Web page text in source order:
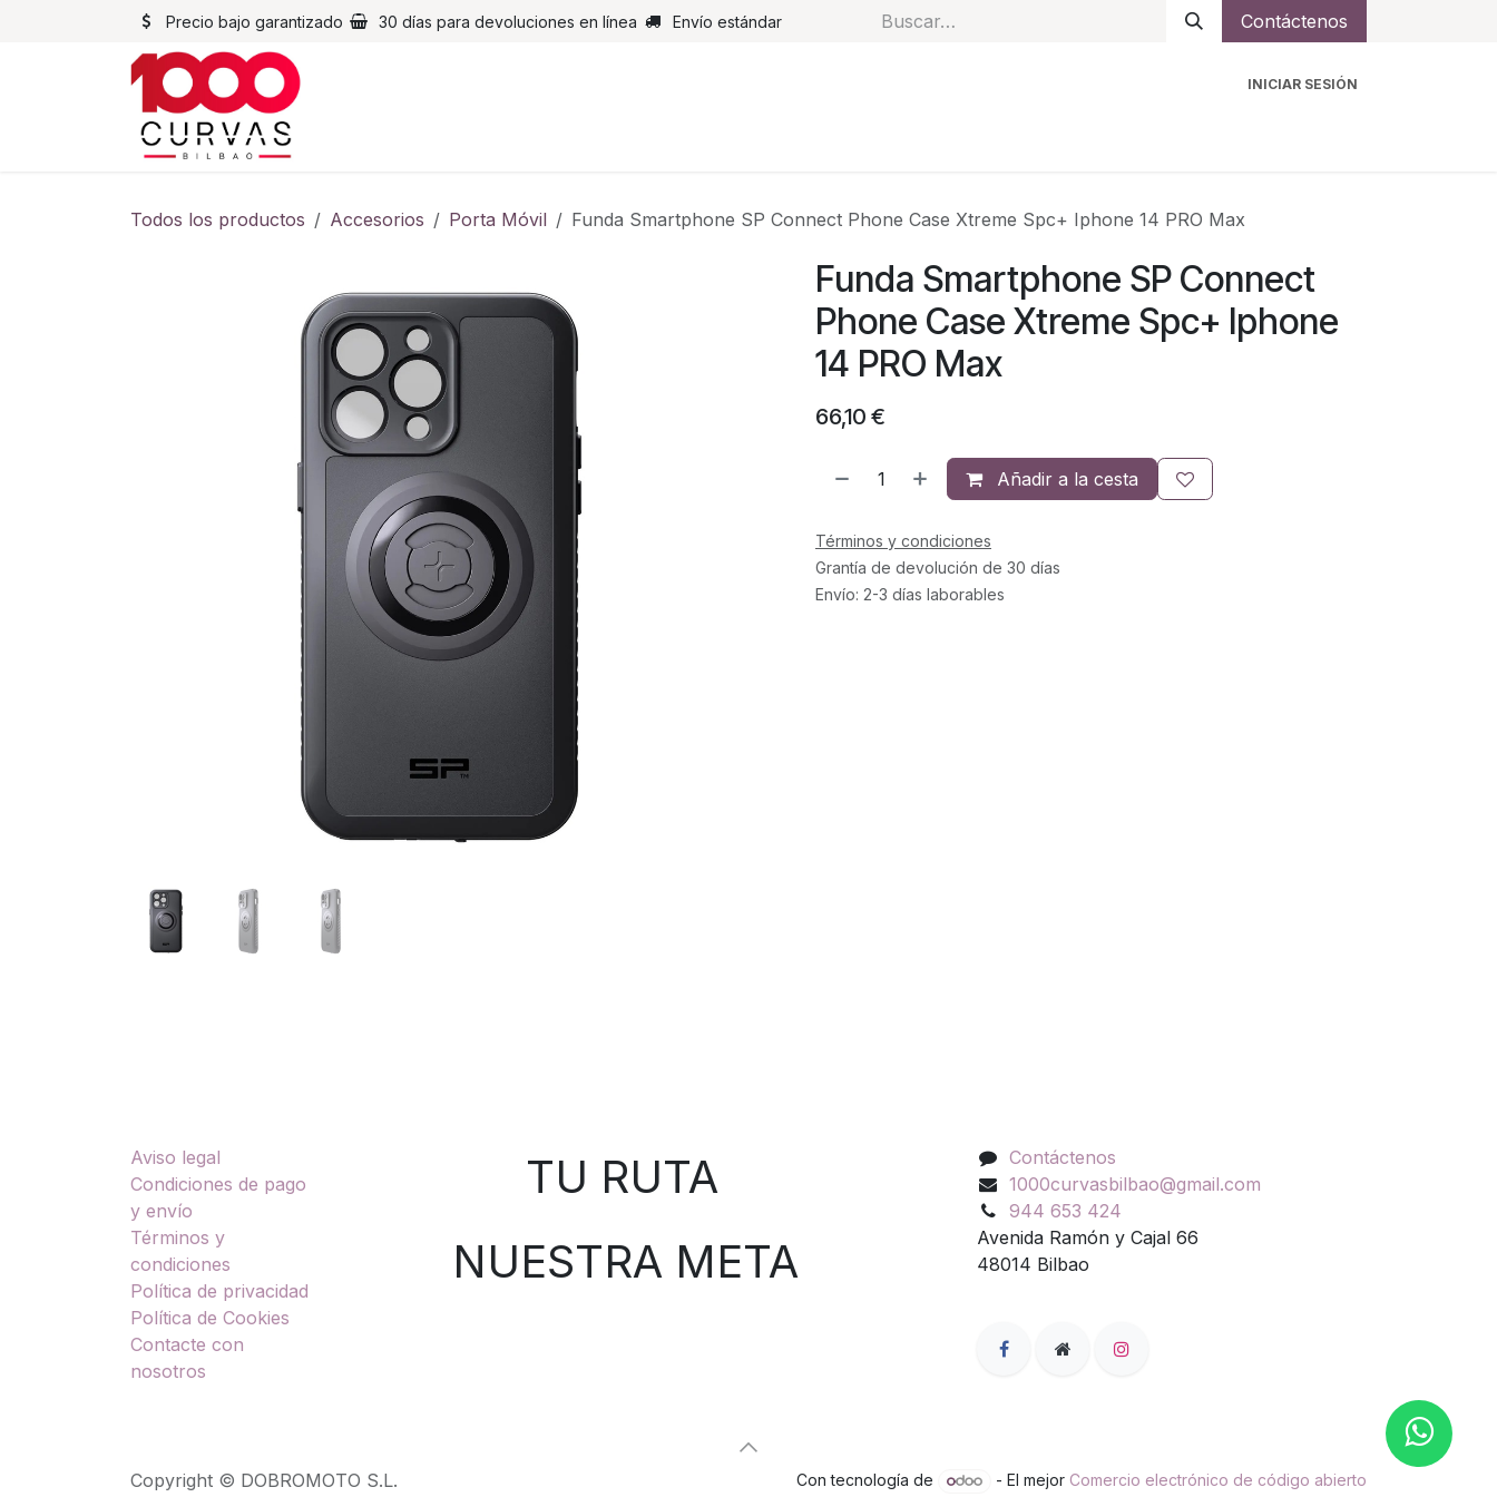
Precio bajo garantizado 30 días para devoluciones en línea Envío estándar Contáctenos
INICIAR SESIÓN
Todos los productos Accesorios Porta Móvil Funda Smartphone SP Connect Phone Case Xtreme Spc+ Iphone 14 PRO Max
Funda Smartphone SP Connect
Phone Case Xtreme Spc+ Iphone
14 PRO Max
66,10 €
Añadir a la cesta
Términos y condiciones
Grantía de devolución de 30 días
Envío: 2-3 días laborables
Aviso legal
Condiciones de pago
y envío
Términos y
condiciones
Política de privacidad
Política de Cookies
Contacte con
nosotros
TU RUTA
NUESTRA META
Contáctenos
1000curvasbilbao@gmail.com
944 653 424
Avenida Ramón y Cajal 66
48014 Bilbao
Copyright © DOBROMOTO S.L. Con tecnología de - El mejor Comercio electrónico de código abierto